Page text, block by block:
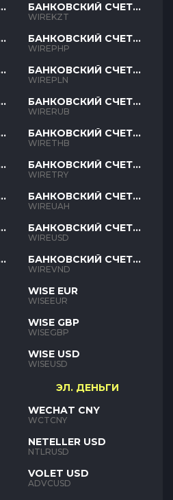
БАНКОВСКИЙ СЧЕТ
KZT
WIREKZT
БАНКОВСКИЙ СЧЕТ
PHP
WIREPHP
БАНКОВСКИЙ СЧЕТ
PLN
WIREPLN
БАНКОВСКИЙ СЧЕТ
RUB
WIRERUB
БАНКОВСКИЙ СЧЕТ
THB
WIRETHB
БАНКОВСКИЙ СЧЕТ
TRY
WIRETRY
БАНКОВСКИЙ СЧЕТ
UAH
WIREUAH
БАНКОВСКИЙ СЧЕТ
USD
WIREUSD
БАНКОВСКИЙ СЧЕТ
VND
WIREVND
WISE EUR
WISEEUR
WISE GBP
WISEGBP
WISE USD
WISEUSD
ЭЛ. ДЕНЬГИ
WECHAT CNY
WCTCNY
NETELLER USD
NTLRUSD
VOLET USD
ADVCUSD